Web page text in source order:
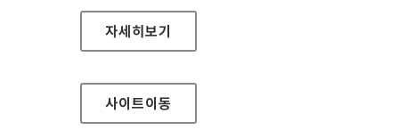
EBS 장애인서비스 대표 홈페이지
자세히보기
사이트이동